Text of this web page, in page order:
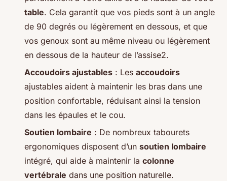
table. Cela garantit que vos pieds sont à un angle
de 90 degrés ou légèrement en dessous, et que
vos genoux sont au même niveau ou légèrement
en dessous de la hauteur de l’assise2.
Accoudoirs ajustables : Les accoudoirs
ajustables aident à maintenir les bras dans une
position confortable, réduisant ainsi la tension
dans les épaules et le cou.
Soutien lombaire : De nombreux tabourets
ergonomiques disposent d’un soutien lombaire
intégré, qui aide à maintenir la colonne
vertébrale dans une position naturelle.